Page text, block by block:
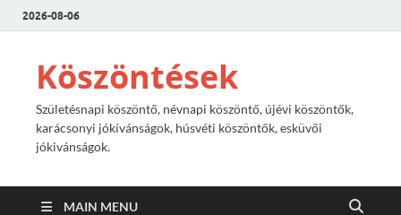
2026-08-06
Köszöntések
Születésnapi köszöntő, névnapi köszöntő, újévi köszöntők,
karácsonyi jókívánságok, húsvéti köszöntők, esküvői
jókivánságok.
MAIN MENU